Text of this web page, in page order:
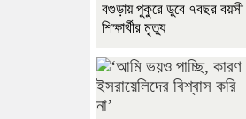
বগুড়ায় পুকুরে ডুবে ৭বছর বয়সী
শিক্ষার্থীর মৃত্যু